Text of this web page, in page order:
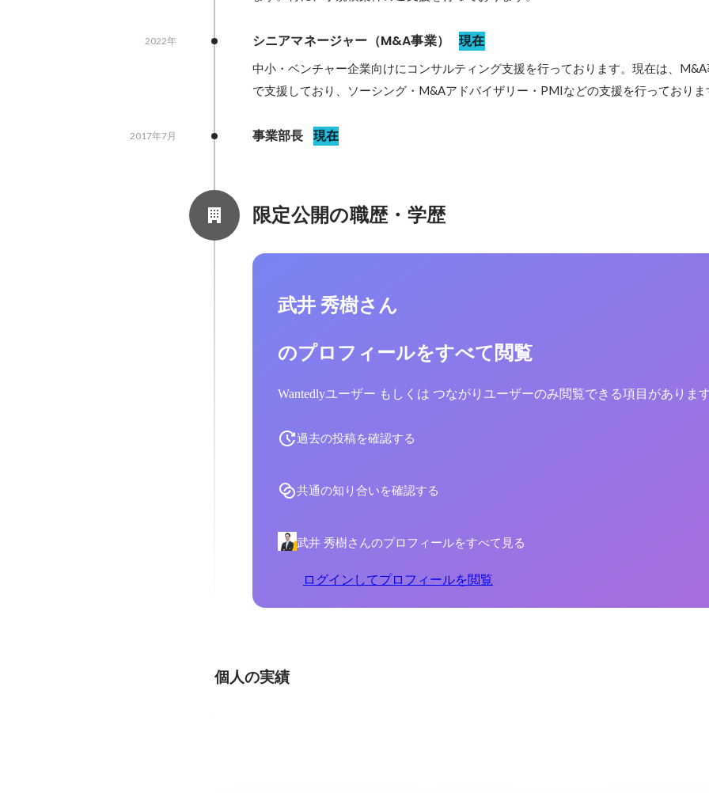
シニアマネージャー（M&A事業） 現在
2022年
中小・ベンチャー企業向けにコンサルティング支援を行っております。現在は、
で支援しており、ソーシング・M&Aアドバイザリー・PMIなどの支援を行っておりま
事業部長 現在
2017年7月
限定公開の職歴・学歴
武井 秀樹さん
のプロフィールをすべて閲覧
Wantedlyユーザー もしくは つながりユーザーのみ閲覧できる項目がありま
過去の投稿を確認する
共通の知り合いを確認する
武井 秀樹さんのプロフィールをすべて見る
ログインしてプロフィールを閲覧
個人の実績